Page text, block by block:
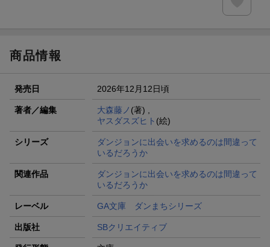
商品情報
発売日 2026年12月12日頃
著者／編集 大森藤ノ (著) ,
ヤスダスズヒト (絵)
シリーズ
ダンジョンに出会いを求めるのは間違って
いるだろうか
関連作品
ダンジョンに出会いを求めるのは間違って
いるだろうか
レーベル GA文庫 ダンまちシリーズ
出版社 SBクリエイティブ